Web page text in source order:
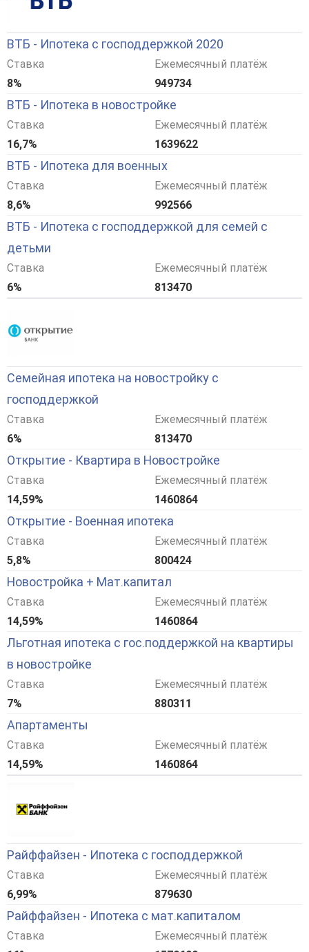
ВТБ - Ипотека с господдержкой 2020
Ставка
8%
Ежемесячный платёж
949734
ВТБ - Ипотека в новостройке
Ставка
16,7%
Ежемесячный платёж
1639622
ВТБ - Ипотека для военных
Ставка
8,6%
Ежемесячный платёж
992566
ВТБ - Ипотека с господдержкой для семей с
детьми
Ставка
6%
Ежемесячный платёж
813470
Семейная ипотека на новостройку с
господдержкой
Ставка
6%
Ежемесячный платёж
813470
Открытие - Квартира в Новостройке
Ставка
14,59%
Ежемесячный платёж
1460864
Открытие - Военная ипотека
Ставка
5,8%
Ежемесячный платёж
800424
Новостройка + Мат.капитал
Ставка
14,59%
Ежемесячный платёж
1460864
Льготная ипотека с гос.поддержкой на квартиры
в новостройке
Ставка
7%
Ежемесячный платёж
880311
Апартаменты
Ставка
14,59%
Ежемесячный платёж
1460864
Райффайзен - Ипотека с господдержкой
Ставка
6,99%
Ежемесячный платёж
879630
Райффайзен - Ипотека с мат.капиталом
Ставка
Ежемесячный платёж